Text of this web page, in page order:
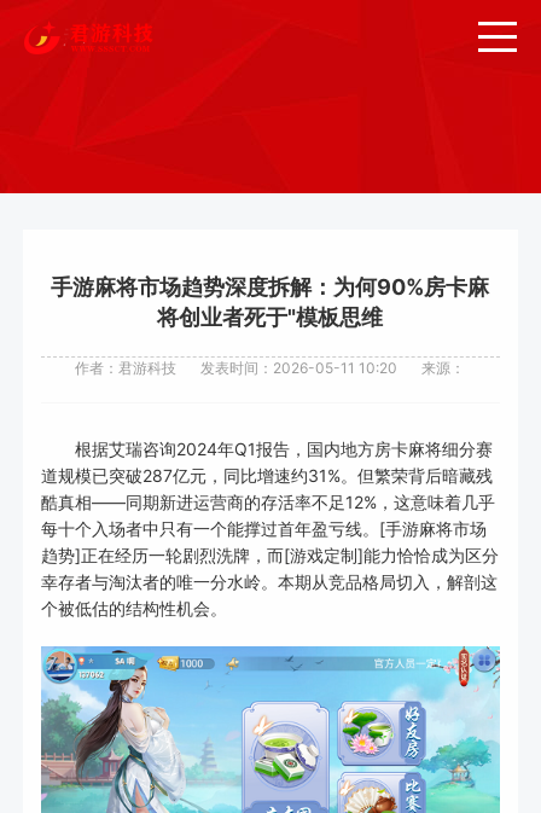
手游麻将市场趋势深度拆解：为何90%房卡麻
将创业者死于"模板思维
作者：君游科技 发表时间：2026-05-11 10:20 来源：
根据艾瑞咨询2024年Q1报告，国内地方房卡麻将细分赛
道规模已突破287亿元，同比增速约31%。但繁荣背后暗藏残
酷真相——同期新进运营商的存活率不足12%，这意味着几乎
每十个入场者中只有一个能撑过首年盈亏线。[手游麻将市场
趋势]正在经历一轮剧烈洗牌，而[游戏定制]能力恰恰成为区分
幸存者与淘汰者的唯一分水岭。本期从竞品格局切入，解剖这
个被低估的结构性机会。